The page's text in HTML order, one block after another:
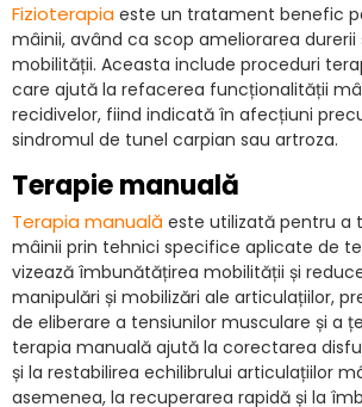
Fizioterapia este un tratament benefic
mâinii, având ca scop ameliorarea
mobilității. Aceasta include proceduri
care ajută la refacerea funcționalității
recidivelor, fiind indicată în afecțiuni
sindromul de tunel carpian sau artroza.
Terapie manuală
Terapia manuală este utilizată pentru a
mâinii prin tehnici specifice aplicate de
vizează îmbunătățirea mobilității și
manipulări și mobilizări ale articulațiilor,
de eliberare a tensiunilor musculare și a
terapia manuală ajută la corectarea
și la restabilirea echilibrului articulațiilor
asemenea, la recuperarea rapidă și la